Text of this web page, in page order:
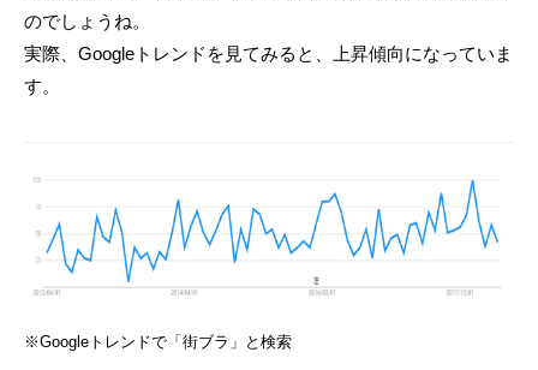
のでしょうね。
実際、Googleトレンドを見てみると、上昇傾向になっていま
す。
※Googleトレンドで「街ブラ」と検索